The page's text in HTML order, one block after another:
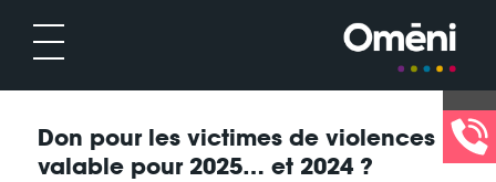
Don pour les victimes de violences :
valable pour 2025… et 2024 ?